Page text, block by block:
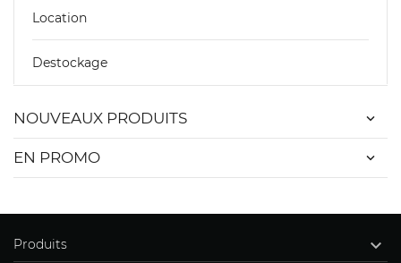
Location
Destockage
NOUVEAUX PRODUITS
EN PROMO
Produits 